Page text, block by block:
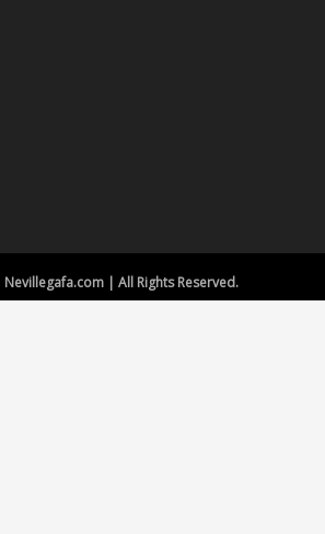
| All Rights Reserved.